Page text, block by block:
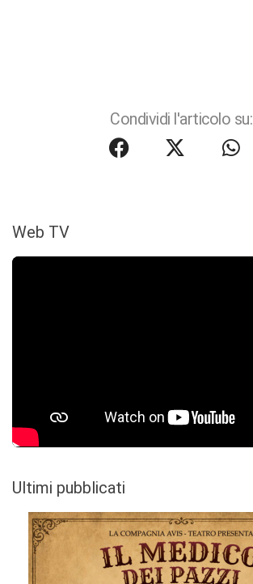
Condividi l'articolo su:
Web TV
Ultimi pubblicati